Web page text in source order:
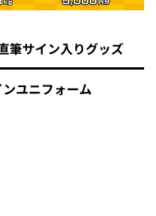
筆サイン入りグッズ
ユニフォーム